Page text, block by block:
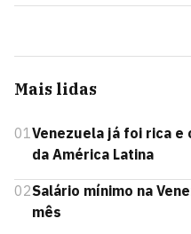
Mais lidas
01Venezuela já foi rica e
da América Latina
02Salário mínimo na
mês